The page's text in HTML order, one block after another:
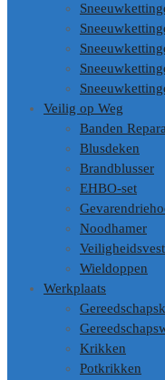
Veilig op Weg
Banden
Blusdeken
Brandblusser
EHBO-set
Noodhamer
Wieldoppen
Werkplaats
Krikken
Potkrikken